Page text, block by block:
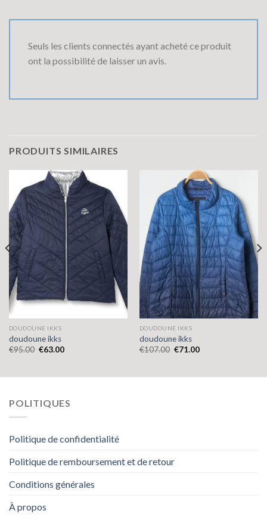
Seuls les clients connectés ayant acheté ce produit
ont la possibilité de laisser un avis.
PRODUITS SIMILAIRES
DOUDOUNE IKKS
doudoune ikks
€95.00 €63.00
DOUDOUNE IKKS
doudoune ikks
€107.00 €71.00
POLITIQUES
Politique de confidentialité
Politique de remboursement et de retour
Conditions générales
À propos